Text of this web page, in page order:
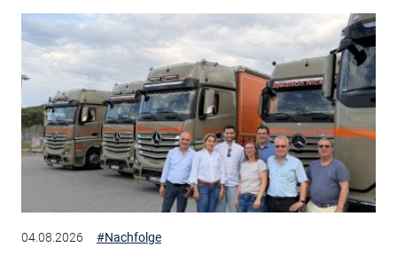
04.08.2026 #Nachfolge